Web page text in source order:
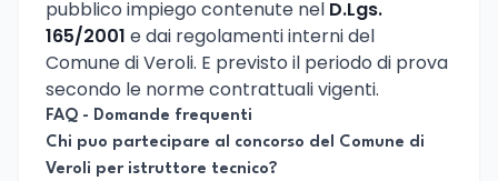
pubblico impiego contenute nel D.Lgs.
165/2001 e dai regolamenti interni del
Comune di Veroli. E previsto il periodo di prova
secondo le norme contrattuali vigenti.
FAQ - Domande frequenti
Chi puo partecipare al concorso del Comune di
Veroli per istruttore tecnico?